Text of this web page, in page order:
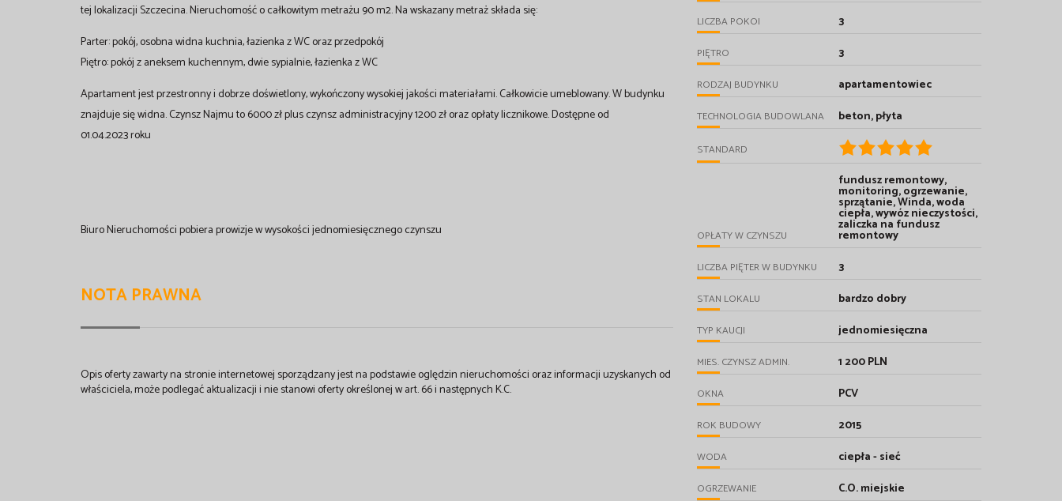
tej lokalizacji Szczecina. Nieruchomość o całkowitym metrażu 90 m2. Na wskazany metraż składa się:
Parter: pokój, osobna widna kuchnia, łazienka z WC oraz przedpokój
Piętro: pokój z aneksem kuchennym, dwie sypialnie, łazienka z WC
Apartament jest przestronny i dobrze doświetlony, wykończony wysokiej jakości materiałami. Całkowicie umeblowany. W budynku
znajduje się widna. Czynsz Najmu to 6000 zł plus czynsz administracyjny 1200 zł oraz opłaty licznikowe. Dostępne od
01.04.2023 roku
Biuro Nieruchomości pobiera prowizje w wysokości jednomiesięcznego czynszu
NOTA PRAWNA
Opis oferty zawarty na stronie internetowej sporządzany jest na podstawie oględzin nieruchomości oraz informacji uzyskanych od
właściciela, może podlegać aktualizacji i nie stanowi oferty określonej w art. 66 i następnych K.C.
LICZBA POKOI 3
PIĘTRO 3
RODZAJ BUDYNKU apartamentowiec
TECHNOLOGIA BUDOWLANA beton, płyta
STANDARD
OPŁATY W CZYNSZU
fundusz remontowy,
monitoring, ogrzewanie,
sprzątanie, Winda, woda
ciepła, wywóz nieczystości,
zaliczka na fundusz
remontowy
LICZBA PIĘTER W BUDYNKU 3
STAN LOKALU bardzo dobry
TYP KAUCJI jednomiesięczna
MIES. CZYNSZ ADMIN. 1 200 PLN
OKNA PCV
ROK BUDOWY 2015
WODA ciepła - sieć
OGRZEWANIE C.O. miejskie